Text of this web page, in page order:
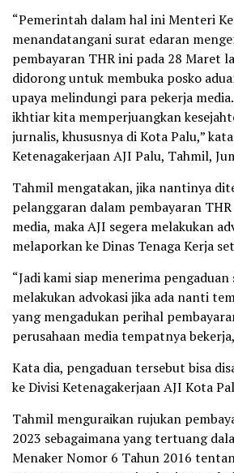
“Pemerintah dalam hal ini Menteri
menandatangani surat edaran
pembayaran THR ini pada 28 Maret
didorong untuk membuka posko
upaya melindungi para pekerja
ikhtiar kita memperjuangkan
jurnalis, khususnya di Kota Palu,”
Ketenagakerjaan AJI Palu, Tahmil,
Tahmil mengatakan, jika nantinya
pelanggaran dalam pembayaran
media, maka AJI segera melakukan
melaporkan ke Dinas Tenaga Kerja
“Jadi kami siap menerima pengaduan
melakukan advokasi jika ada nanti
yang mengadukan perihal
perusahaan media tempatnya
Kata dia, pengaduan tersebut bisa
ke Divisi Ketenagakerjaan AJI Kota
Tahmil menguraikan rujukan
2023 sebagaimana yang tertuang
Menaker Nomor 6 Tahun 2016